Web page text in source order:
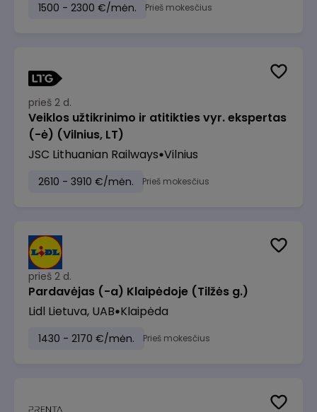
1500 - 2300 €/mėn. Prieš mokesčius
prieš 2 d.
Veiklos užtikrinimo ir atitikties vyr. ekspertas
(-ė) (Vilnius, LT)
JSC Lithuanian Railways Vilnius
2610 - 3910 €/mėn. Prieš mokesčius
prieš 2 d.
Pardavėjas (-a) Klaipėdoje (Tilžės g.)
Lidl Lietuva, UAB Klaipėda
1430 - 2170 €/mėn. Prieš mokesčius